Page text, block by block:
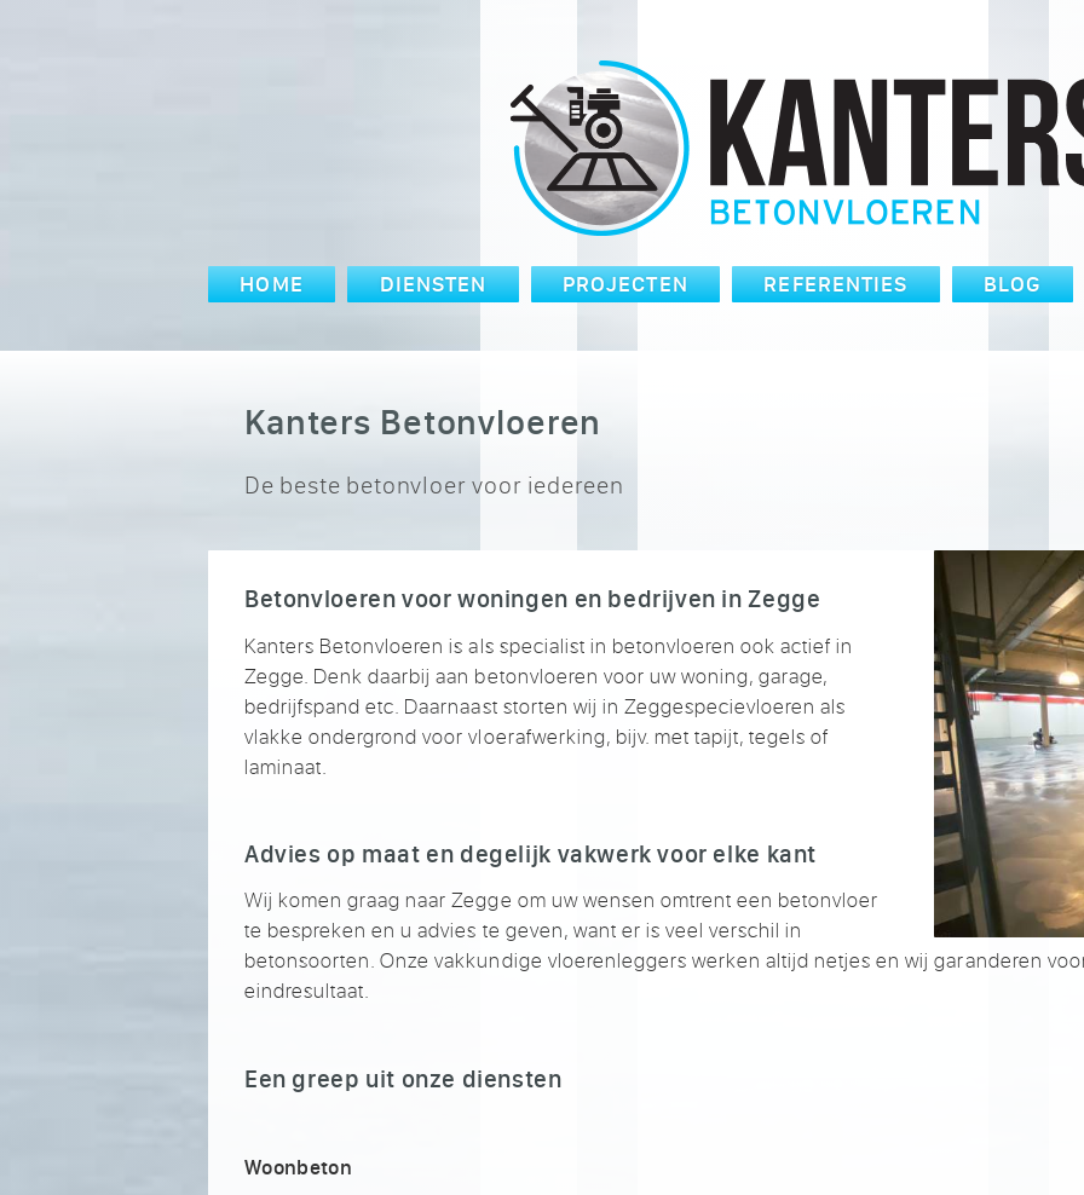
HOME DIENSTEN PROJECTEN REFERENTIES BLOG
Kanters Betonvloeren
De beste betonvloer voor iedereen
Betonvloeren voor woningen en bedrijven in Zegge
Kanters Betonvloeren is als specialist in betonvloeren ook actief in
Zegge. Denk daarbij aan betonvloeren voor uw woning, garage,
bedrijfspand etc. Daarnaast storten wij in Zeggespecievloeren als
vlakke ondergrond voor vloerafwerking, bijv. met tapijt, tegels of
laminaat.
Advies op maat en degelijk vakwerk voor elke kant
Wij komen graag naar Zegge om uw wensen omtrent een betonvloer
te bespreken en u advies te geven, want er is veel verschil in
betonsoorten. Onze vakkundige vloerenleggers werken altijd netjes en wij garanderen
eindresultaat.
Een greep uit onze diensten
Woonbeton